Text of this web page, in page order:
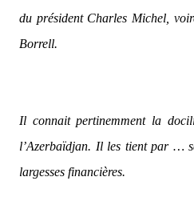
du président Charles Michel,
Borrell.
Il connait pertinemment la
l’Azerbaïdjan. Il les tient par …
largesses financières.